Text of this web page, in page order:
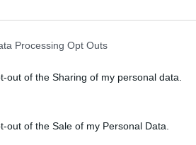
Processing Opt Outs
out of the Sharing of my personal data.
out of the Sale of my Personal Data.